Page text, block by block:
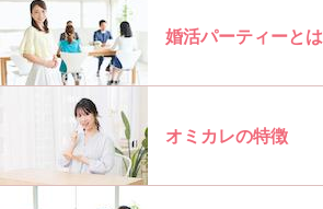
婚活パーティーとは
オミカレの特徴